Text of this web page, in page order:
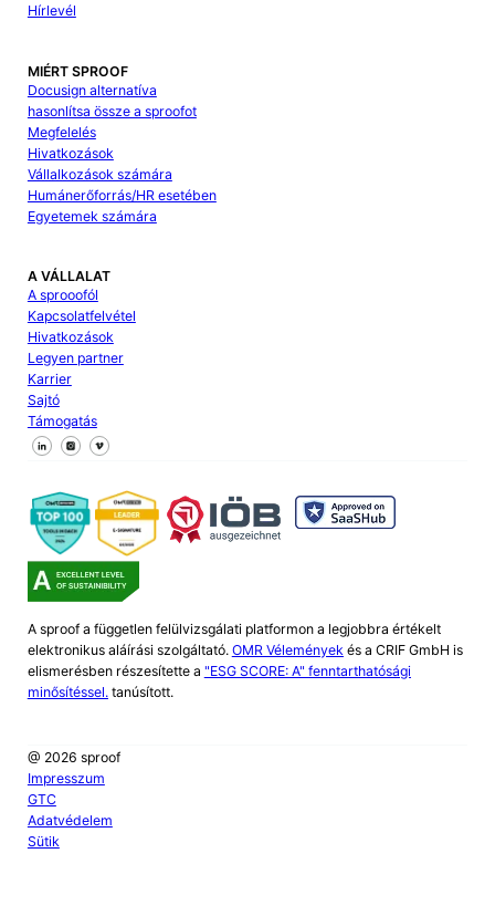
Hírlevél
MIÉRT SPROOF
Docusign alternatíva
hasonlítsa össze a sproofot
Megfelelés
Hivatkozások
Vállalkozások számára
Humánerőforrás/HR esetében
Egyetemek számára
A VÁLLALAT
A sprooofól
Kapcsolatfelvétel
Hivatkozások
Legyen partner
Karrier
Sajtó
Támogatás
Kövessen minket a Facebookon
Kövessen minket az X-en
Kövessen minket a LinkedIn-en
A sproof a független felülvizsgálati platformon a legjobbra értékelt
elektronikus aláírási szolgáltató. OMR Véleményekés a CRIF GmbH is
elismerésben részesítette a "ESG SCORE: A" fenntarthatósági
minősítéssel.tanúsított.
@ 2026 sproof
Impresszum
GTC
Adatvédelem
Sütik